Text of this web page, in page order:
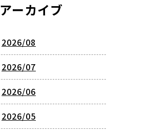
アーカイブ
2026/08
2026/07
2026/06
2026/05